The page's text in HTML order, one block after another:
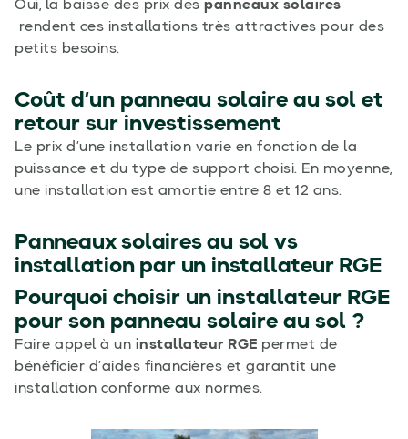
Oui, la baisse des prix des panneaux solaires
rendent ces installations très attractives pour des
petits besoins.
Coût d’un panneau solaire au sol et
retour sur investissement
Le prix d’une installation varie en fonction de la
puissance et du type de support choisi. En moyenne,
une installation est amortie entre 8 et 12 ans.
Panneaux solaires au sol vs
installation par un installateur RGE
Pourquoi choisir un installateur RGE
pour son panneau solaire au sol ?
Faire appel à un installateur RGE permet de
bénéficier d’aides financières et garantit une
installation conforme aux normes.